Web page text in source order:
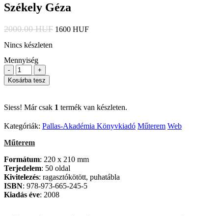
Székely Géza
2000.00 HUF 1600 HUF
Nincs készleten
Mennyiség
-
+
Kosárba tesz
Siess! Már csak 1 termék van készleten.
Kategóriák: Pallas-Akadémia Könyvkiadó Műterem Web
Műterem
Formátum: 220 x 210 mm
Terjedelem: 50 oldal
Kivitelezés: ragasztókötött, puhatábla
ISBN: 978-973-665-245-5
Kiadás éve: 2008